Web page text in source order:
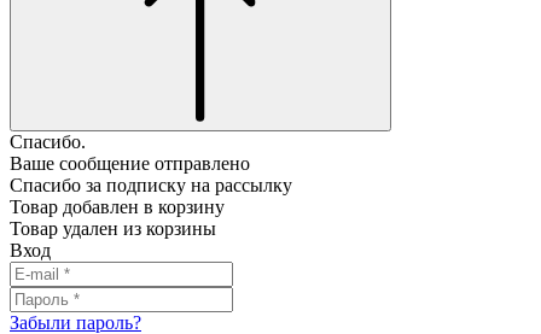
Спасибо.
Ваше сообщение отправлено
Спасибо за подписку на рассылку
Товар добавлен в корзину
Товар удален из корзины
Вход
Забыли пароль?